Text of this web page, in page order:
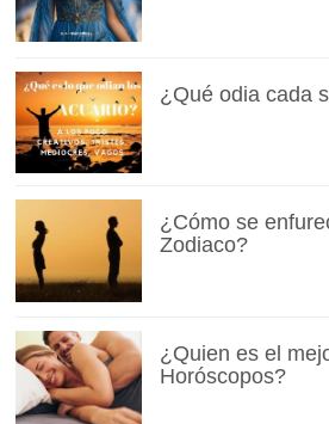
¿Qué odia cada
¿Cómo se
Zodiaco?
¿Quien es el
Horóscopos?